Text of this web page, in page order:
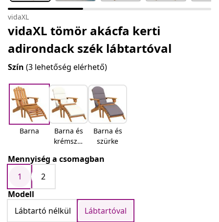
vidaXL
vidaXL tömör akácfa kerti
adirondack szék lábtartóval
Szín (3 lehetőség elérhető)
Barna
Barna és
krémszín
Barna és
szürke
Mennyiség a csomagban
1
2
Modell
Lábtartó nélkül
Lábtartóval